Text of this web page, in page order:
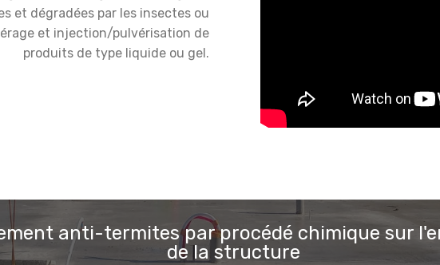
et dégradées par les insectes ou
et injection/pulvérisation de
produits de type liquide ou gel.
anti-termites par procédé chimique sur
de la structure